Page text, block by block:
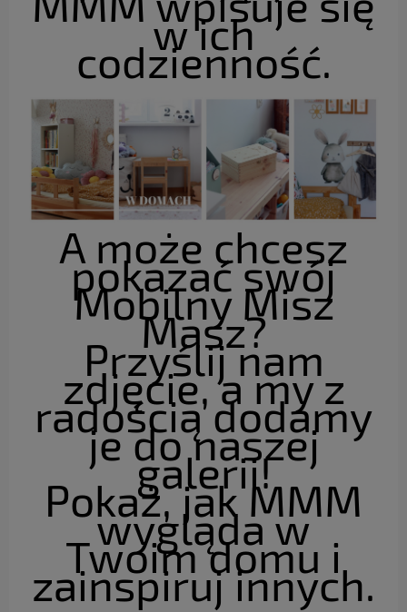
w ich
codzienność.
A może chcesz
pokazać swój
Mobilny Misz
Masz?
Przyślij nam
zdjęcie, a my z
radością dodamy
je do naszej
galerii!
Pokaż, jak MMM
wygląda w
Twoim domu i
zainspiruj innych.